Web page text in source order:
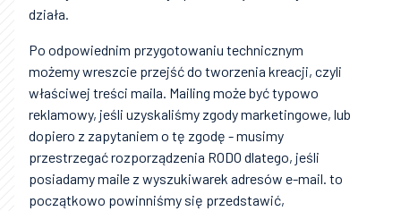
działa.
Po odpowiednim przygotowaniu technicznym
możemy wreszcie przejść do tworzenia kreacji, czyli
właściwej treści maila. Mailing może być typowo
reklamowy, jeśli uzyskaliśmy zgody marketingowe, lub
dopiero z zapytaniem o tę zgodę - musimy
przestrzegać rozporządzenia RODO dlatego, jeśli
posiadamy maile z wyszukiwarek adresów e-mail. to
początkowo powinniśmy się przedstawić,